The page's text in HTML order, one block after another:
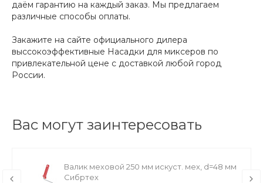
даём гарантию на каждый заказ. Мы предлагаем
различные способы оплаты.
Закажите на сайте официального дилера
выссокоэффективные Насадки для миксеров по
привлекательной цене с доставкой любой город
России.
Вас могут заинтересовать
Валик меховой 250 мм искуст. мех, d=48 мм
Сибртех